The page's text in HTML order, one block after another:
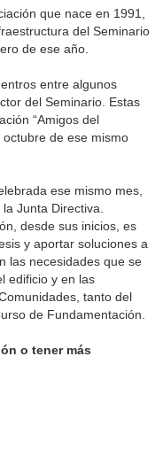
que nace en 1991,
del Seminario
de ese año.
entre algunos
del Seminario. Estas
“Amigos del
de ese mismo
ese mismo mes,
Junta Directiva.
desde sus inicios, es
y aportar soluciones a
las necesidades que se
edificio y en las
tanto del
de Fundamentación.
o tener más